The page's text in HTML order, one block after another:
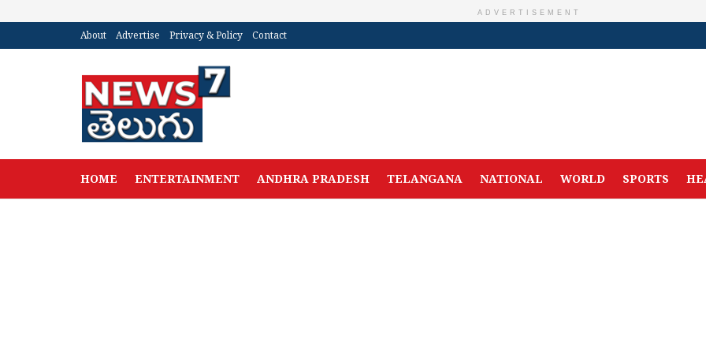
ADVERTISEMENT
About Advertise Privacy & Policy Contact
HOME ENTERTAINMENT ANDHRA PRADESH TELANGANA NATIONAL WORLD SPORTS